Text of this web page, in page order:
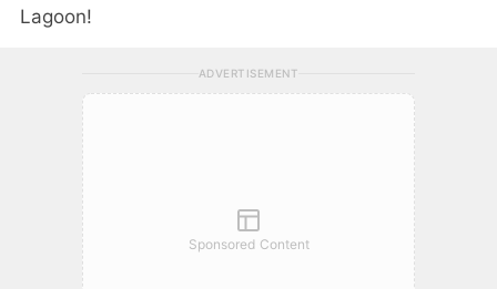
Lagoon!
ADVERTISEMENT
Sponsored Content